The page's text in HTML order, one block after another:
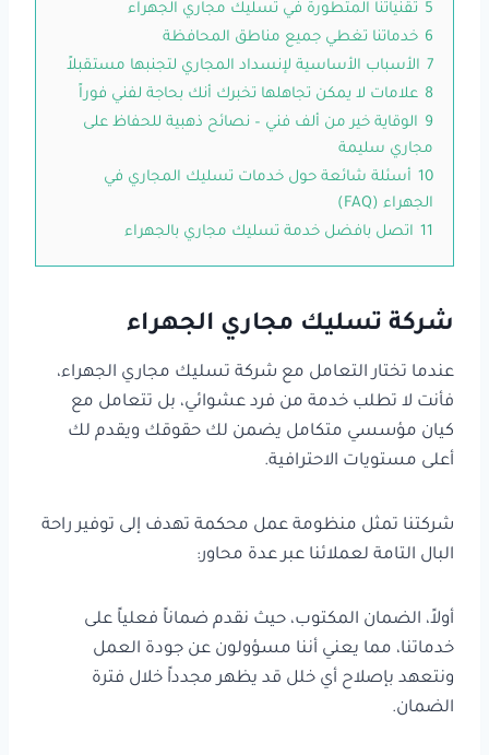
5 تقنياتنا المتطورة في تسليك مجاري الجهراء
6 خدماتنا تغطي جميع مناطق المحافظة
7 الأسباب الأساسية لإنسداد المجاري لتجنبها مستقبلاً
8 علامات لا يمكن تجاهلها تخبرك أنك بحاجة لفني فوراً
9 الوقاية خير من ألف فني – نصائح ذهبية للحفاظ على
مجاري سليمة
10 أسئلة شائعة حول خدمات تسليك المجاري في
الجهراء (FAQ)
11 اتصل بافضل خدمة تسليك مجاري بالجهراء
شركة تسليك مجاري الجهراء
عندما تختار التعامل مع شركة تسليك مجاري الجهراء،
فأنت لا تطلب خدمة من فرد عشوائي، بل تتعامل مع
كيان مؤسسي متكامل يضمن لك حقوقك ويقدم لك
أعلى مستويات الاحترافية.
شركتنا تمثل منظومة عمل محكمة تهدف إلى توفير راحة
البال التامة لعملائنا عبر عدة محاور:
أولاً، الضمان المكتوب، حيث نقدم ضماناً فعلياً على
خدماتنا، مما يعني أننا مسؤولون عن جودة العمل
ونتعهد بإصلاح أي خلل قد يظهر مجدداً خلال فترة
الضمان.